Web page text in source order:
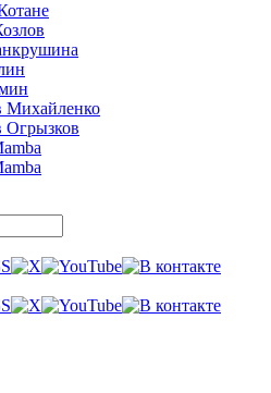
Михайленко
Огрызков